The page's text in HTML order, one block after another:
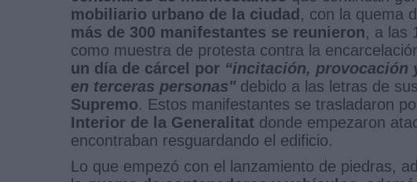
mobiliario urbano de la ciudad, con la quema
más de 300 manifestantes se reunieron, a las
como muestra de protesta contra la
un día de cárcel por “incitación, provocación
en terceras personas"debido a las letras de
Supremo. Estos manifestantes se trasladaron
Interior de la Generalitat donde empezaron
encontraban resguardando el edificio.
Lo que empezó con el lanzamiento de piedras,